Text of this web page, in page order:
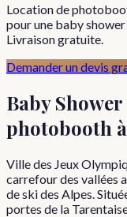
Location de
pour une baby
Livraison gratuite.
Demander un devis
Baby
photobooth à
Ville des Jeux
carrefour des vallées
de ski des Alpes.
portes de la